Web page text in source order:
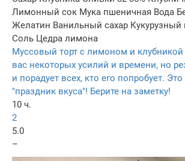
Лимонный сок Мука пшеничная Вода
Желатин Ванильный сахар Кукурузный
Соль Цедра лимона
Муссовый торт с лимоном и клубникой
вас некоторых усилий и времени, но
и порадует всех, кто его попробует.
"праздник вкуса"! Берите на заметку!
10 ч.
2
5.0
–